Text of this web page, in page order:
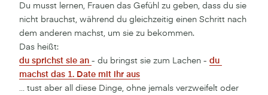
Du musst lernen, Frauen das Gefühl zu geben, dass du sie
nicht brauchst, während du gleichzeitig einen Schritt nach
dem anderen machst, um sie zu bekommen.
Das heißt:
du sprichst sie an - du bringst sie zum Lachen - du
machst das 1. Date mit ihr aus
… tust aber all diese Dinge, ohne jemals verzweifelt oder